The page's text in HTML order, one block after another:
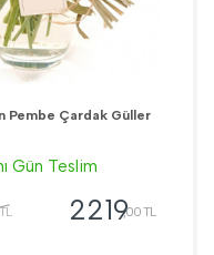
Pembe Çardak Güller
Gün Teslim
2219,00 TL